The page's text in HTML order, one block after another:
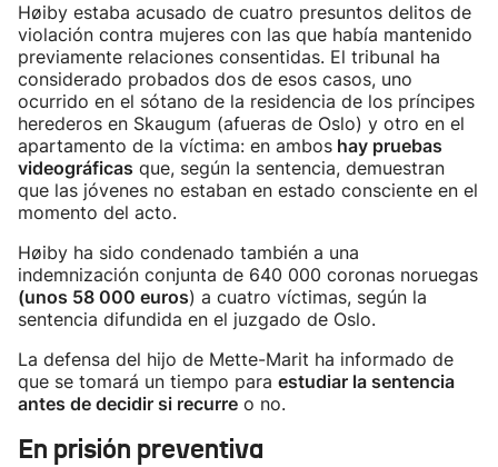
Høiby estaba acusado de cuatro presuntos delitos de
violación contra mujeres con las que había mantenido
previamente relaciones consentidas. El tribunal ha
considerado probados dos de esos casos, uno
ocurrido en el sótano de la residencia de los príncipes
herederos en Skaugum (afueras de Oslo) y otro en el
apartamento de la víctima: en ambos hay pruebas
videográficas que, según la sentencia, demuestran
que las jóvenes no estaban en estado consciente en el
momento del acto.
Høiby ha sido condenado también a una
indemnización conjunta de 640 000 coronas noruegas
(unos 58 000 euros) a cuatro víctimas, según la
sentencia difundida en el juzgado de Oslo.
La defensa del hijo de Mette-Marit ha informado de
que se tomará un tiempo para estudiar la sentencia
antes de decidir si recurre o no.
En prisión preventiva